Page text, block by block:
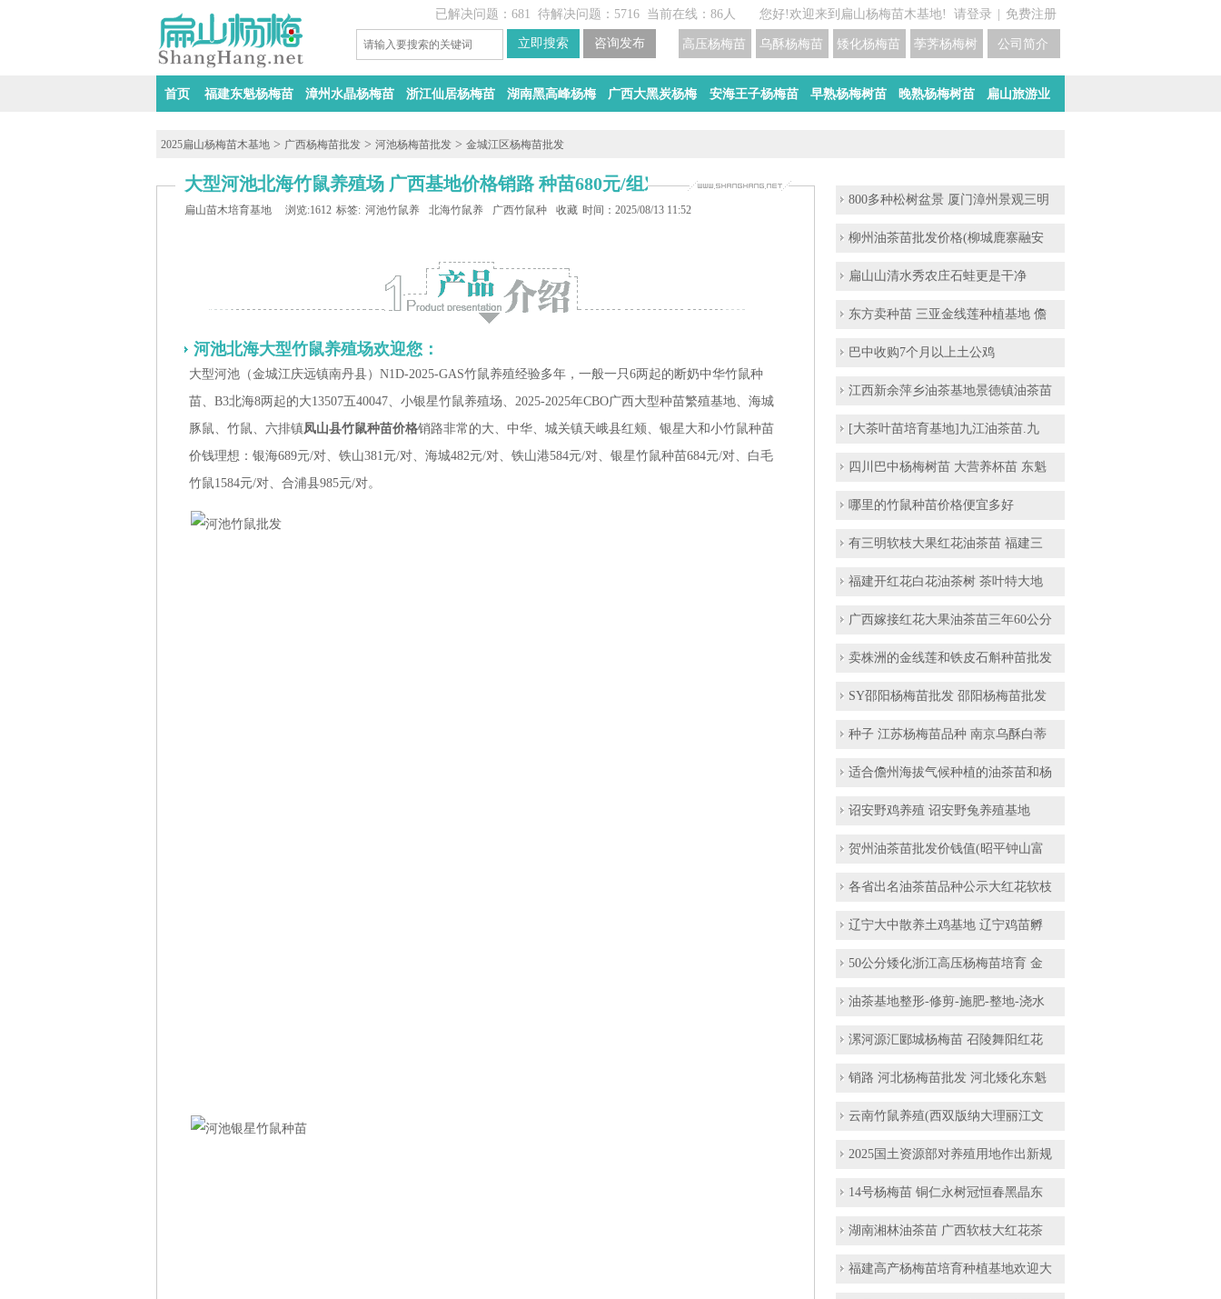
您好!欢迎来到扁山杨梅苗木基地! 请登录 免费注册
已解决问题：681 待解决问题：5716 当前在线：86人
公司简介
荸荠杨梅树苗培育
矮化杨梅苗价格
乌酥杨梅苗培育基地
高压杨梅苗
首页 福建东魁杨梅苗 漳州水晶杨梅苗 浙江仙居杨梅苗 湖南黑高峰杨梅 广西大黑炭杨梅 安海王子杨梅苗 早熟杨梅树苗 晚熟杨梅树苗 扁山旅游业
2025扁山杨梅苗木基地 > 广西杨梅苗批发 > 河池杨梅苗批发 > 金城江区杨梅苗批发
大型河池北海竹鼠养殖场 广西基地价格销路 种苗680元/组对
扁山苗木培育基地 浏览:1612 标签: 河池竹鼠养殖场北海竹鼠养殖基地广西竹鼠种苗收藏 时间：2025/08/13 11:52
河池北海大型竹鼠养殖场欢迎您：
大型河池（金城江庆远镇南丹县）N1D-2025-GAS竹鼠养殖经验多年，一般一只6两起的断奶中华竹鼠种
苗、B3北海8两起的大13507五40047、小银星竹鼠养殖场、2025-2025年CBO广西大型种苗繁殖基地、 海城
豚鼠、竹鼠、 六排镇凤山县竹鼠种苗价格销路非常的大、中华、 城关镇天峨县红颊、银星大和小竹鼠种苗
价钱理想： 银海689元/对、 铁山381元/对、 海城482元/对、 铁山港584元/对、银星竹鼠种苗684元/对、 白毛
竹鼠1584元/对、 合浦县985元/对。
800多种松树盆景 厦门漳州景观三明
柳州油茶苗批发价格(柳城鹿寨融安
扁山山清水秀农庄石蛙更是干净
东方卖种苗 三亚金线莲种植基地 儋
巴中收购7个月以上土公鸡
江西新余萍乡油茶基地景德镇油茶苗
[大茶叶苗培育基地]九江油茶苗.九
四川巴中杨梅树苗 大营养杯苗 东魁
哪里的竹鼠种苗价格便宜多好
有三明软枝大果红花油茶苗 福建三
福建开红花白花油茶树 茶叶特大地
广西嫁接红花大果油茶苗三年60公分
卖株洲的金线莲和铁皮石斛种苗批发
SY邵阳杨梅苗批发 邵阳杨梅苗批发
种子 江苏杨梅苗品种 南京乌酥白蒂
适合儋州海拔气候种植的油茶苗和杨
诏安野鸡养殖 诏安野兔养殖基地
贺州油茶苗批发价钱值(昭平钟山富
各省出名油茶苗品种公示大红花软枝
辽宁大中散养土鸡基地 辽宁鸡苗孵
50公分矮化浙江高压杨梅苗培育 金
油茶基地整形-修剪-施肥-整地-浇水
漯河源汇郾城杨梅苗 召陵舞阳红花
销路 河北杨梅苗批发 河北矮化东魁
云南竹鼠养殖(西双版纳大理丽江文
2025国土资源部对养殖用地作出新规
14号杨梅苗 铜仁永树冠恒春黑晶东
湖南湘林油茶苗 广西软枝大红花茶
福建高产杨梅苗培育种植基地欢迎大